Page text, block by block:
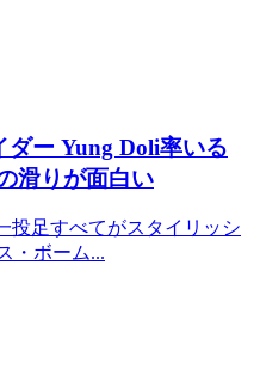
ー Yung Doli率いる
滑りが面白い
投足すべてがスタイリッシ
・ボーム...